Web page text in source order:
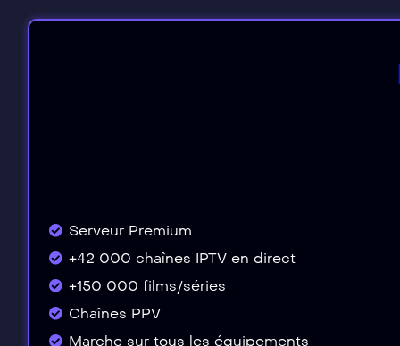
Serveur Premium
+42 000 chaînes IPTV en direct
+150 000 films/séries
Chaînes PPV
Marche sur tous les équipements